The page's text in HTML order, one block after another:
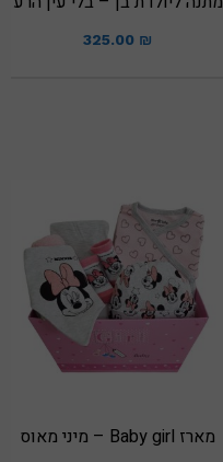
325.00 ₪
מארז Baby girl – מיני מאוס